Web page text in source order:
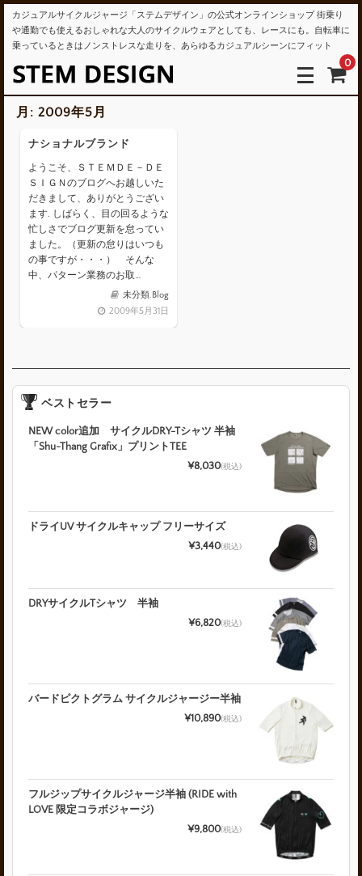
カジュアルサイクルジャージ「ステムデザイン」の公式オンラインショップ 街乗り
や通勤でも使えるおしゃれな大人のサイクルウェアとしても、レースにも。自転車に
乗っているときはノンストレスな走りを、あらゆるカジュアルシーンにフィット
0
月: 2009年5月
ナショナルブランド
ようこそ、ＳＴＥＭＤＥ－ＤＥ
ＳＩＧＮのブログへお越しいた
だきまして、ありがとうござい
ます. しばらく、目の回るような
忙しさでブログ更新を怠ってい
ました。（更新の怠りはいつも
の事ですが・・・） そんな
中、パターン業務のお取…
未分類, Blog
2009年5月31日
ベストセラー
NEW color追加 サイクルDRY-Tシャツ 半袖
「Shu-Thang Grafix」プリントTEE
¥8,030(税込)
ドライUV サイクルキャップ フリーサイズ
¥3,440(税込)
DRYサイクルTシャツ 半袖
¥6,820(税込)
バードピクトグラム サイクルジャージー半袖
¥10,890(税込)
フルジップサイクルジャージ半袖 (RIDE with
LOVE 限定コラボジャージ)
¥9,800(税込)